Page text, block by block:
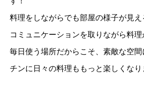
料理をしながらでも部屋の様子が見
コミュニケーションを取りながら料理
毎日使う場所だからこそ、素敵な空
チンに日々の料理ももっと楽しくな